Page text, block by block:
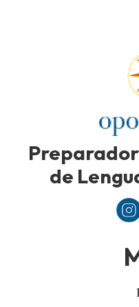
de